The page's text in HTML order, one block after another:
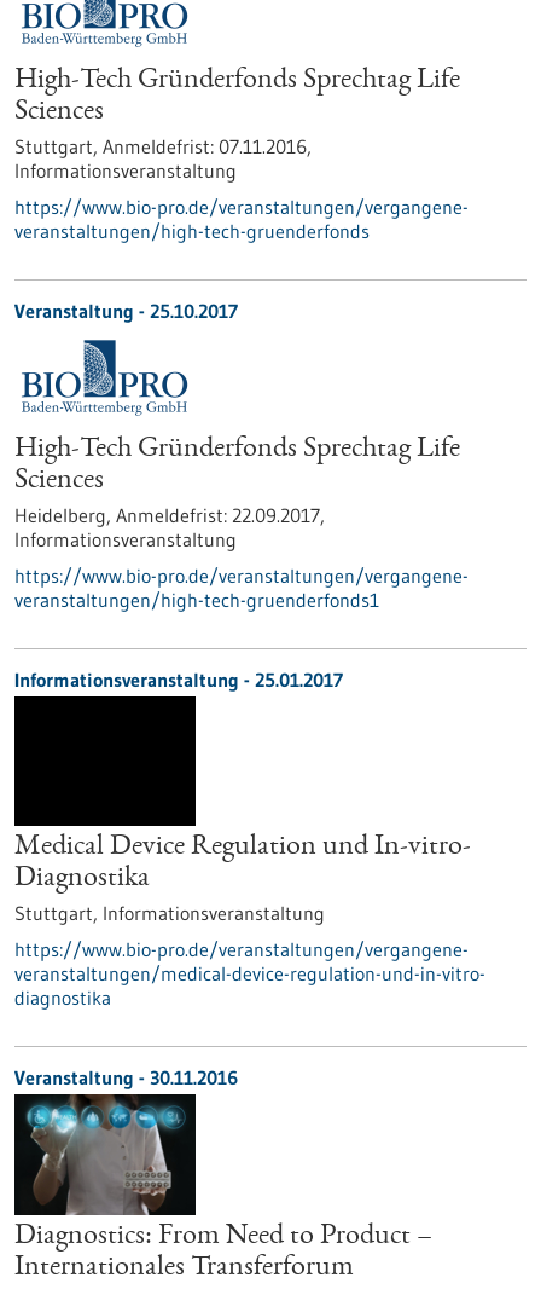
High-Tech Gründerfonds Sprechtag Life
Sciences
Stuttgart, Anmeldefrist: 07.11.2016,
Informationsveranstaltung
https://www.bio-pro.de/veranstaltungen/vergangene-
veranstaltungen/high-tech-gruenderfonds
Veranstaltung - 25.10.2017
High-Tech Gründerfonds Sprechtag Life
Sciences
Heidelberg, Anmeldefrist: 22.09.2017,
Informationsveranstaltung
https://www.bio-pro.de/veranstaltungen/vergangene-
veranstaltungen/high-tech-gruenderfonds1
Informationsveranstaltung - 25.01.2017
Medical Device Regulation und In-vitro-
Diagnostika
Stuttgart, Informationsveranstaltung
https://www.bio-pro.de/veranstaltungen/vergangene-
veranstaltungen/medical-device-regulation-und-in-vitro-
diagnostika
Veranstaltung - 30.11.2016
Diagnostics: From Need to Product –
Internationales Transferforum